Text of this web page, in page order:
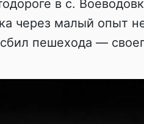
в с.
через малый опыт
пешехода —